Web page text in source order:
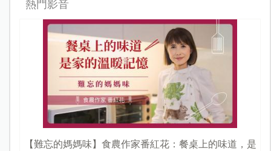
熱門影音
【難忘的媽媽味】食農作家番紅花：餐桌上的味道，是